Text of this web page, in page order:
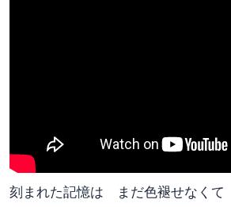
刻まれた記憶は まだ色褪せなくて